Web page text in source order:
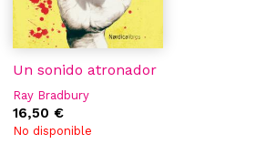
Un sonido atronador
Ray Bradbury
16,50 €
No disponible